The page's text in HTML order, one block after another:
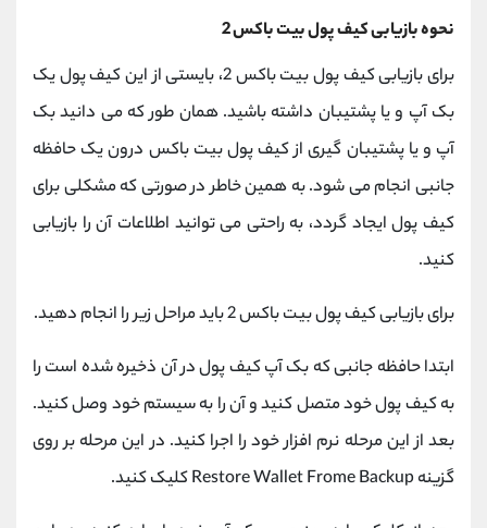
نحوه بازیابی کیف پول بیت باکس 2
برای بازیابی کیف پول بیت باکس 2، بایستی از این کیف پول یک
بک آپ و یا پشتیبان داشته باشید. همان طور که می دانید بک
آپ و یا پشتیبان گیری از کیف پول بیت باکس درون یک حافظه
جانبی انجام می شود. به همین خاطر در صورتی که مشکلی برای
کیف پول ایجاد گردد، به راحتی می توانید اطلاعات آن را بازیابی
کنید.
برای بازیابی کیف پول بیت باکس 2 باید مراحل زیر را انجام دهید.
ابتدا حافظه جانبی که بک آپ کیف پول در آن ذخیره شده است را
به کیف پول خود متصل کنید و آن را به سیستم خود وصل کنید.
بعد از این مرحله نرم افزار خود را اجرا کنید. در این مرحله بر روی
گزینه Restore Wallet Frome Backup کلیک کنید.